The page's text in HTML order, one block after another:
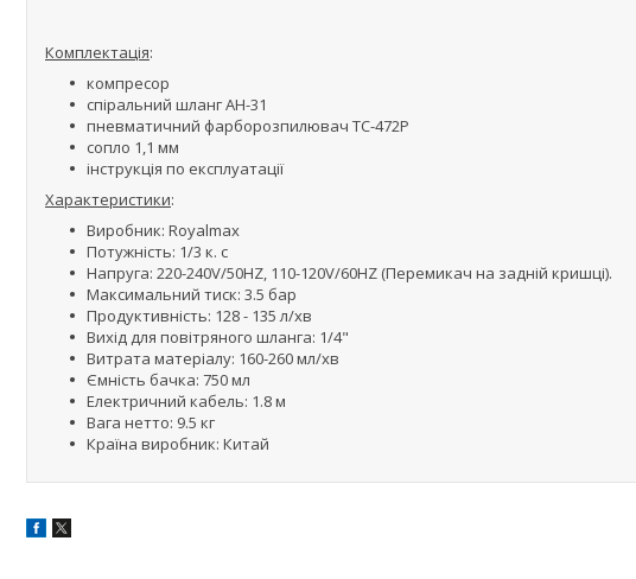
Комплектація:
компресор
спіральний шланг AH-31
пневматичний фарборозпилювач TC-472P
сопло 1,1 мм
інструкція по експлуатації
Характеристики:
Виробник: Royalmax
Потужність: 1/3 к. с
Напруга: 220-240V/50HZ, 110-120V/60HZ (Перемикач на задній кришці).
Максимальний тиск: 3.5 бар
Продуктивність: 128 - 135 л/хв
Вихід для повітряного шланга: 1/4"
Витрата матеріалу: 160-260 мл/хв
Ємність бачка: 750 мл
Електричний кабель: 1.8 м
Вага нетто: 9.5 кг
Країна виробник: Китай